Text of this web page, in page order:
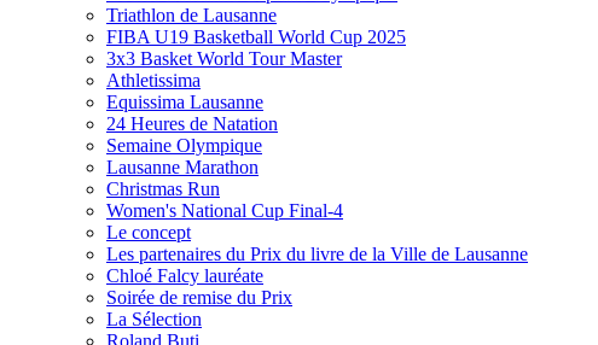
Triathlon de Lausanne
FIBA U19 Basketball World Cup 2025
3x3 Basket World Tour Master
Athletissima
Equissima Lausanne
24 Heures de Natation
Semaine Olympique
Lausanne Marathon
Christmas Run
Women's National Cup Final-4
Le concept
Les partenaires du Prix du livre de la Ville de Lausanne
Chloé Falcy lauréate
Soirée de remise du Prix
La Sélection
Roland Buti